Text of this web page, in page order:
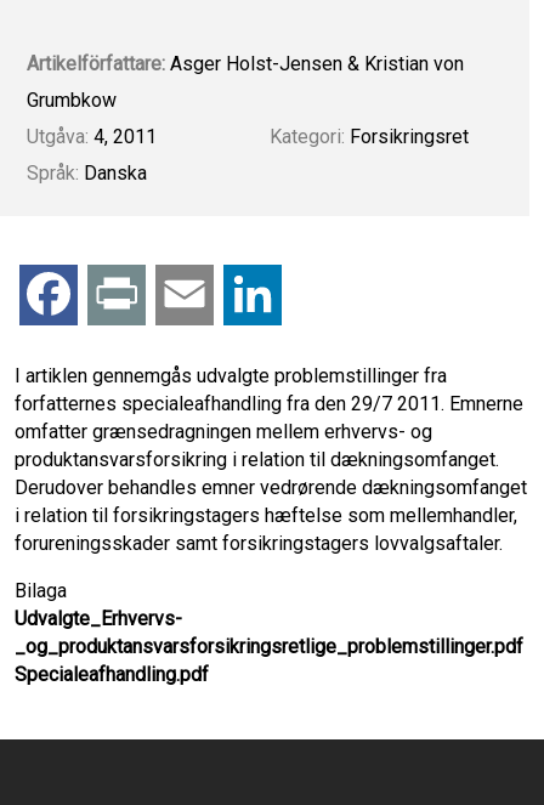
Artikelförfattare: Asger Holst-Jensen & Kristian von
Grumbkow
Utgåva: 4, 2011
Språk: Danska
Kategori: Forsikringsret
c
e
b
o
i
n
t
a
i
l
n
k
e
I
I artiklen gennemgås udvalgte problemstillinger fra
forfatternes specialeafhandling fra den 29/7 2011. Emnerne
omfatter grænsedragningen mellem erhvervs- og
produktansvarsforsikring i relation til dækningsomfanget.
Derudover behandles emner vedrørende dækningsomfanget
i relation til forsikringstagers hæftelse som mellemhandler,
forureningsskader samt forsikringstagers lovvalgsaftaler.
Bilaga
Udvalgte_Erhvervs-
_og_produktansvarsforsikringsretlige_problemstillinger.pdf
Specialeafhandling.pdf